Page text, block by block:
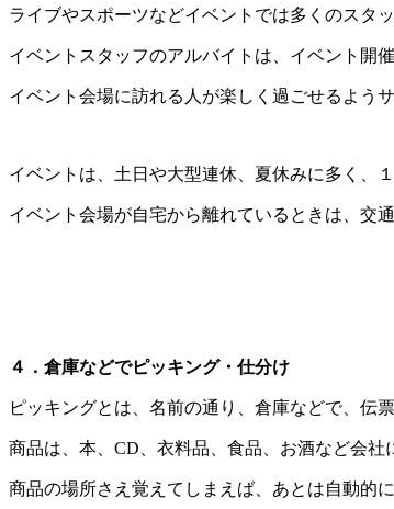
ライブやスポーツなどイベントでは多くのスタ
イベントスタッフのアルバイトは、イベント開
イベント会場に訪れる人が楽しく過ごせるようサ
イベントは、土日や大型連休、夏休みに多く、
イベント会場が自宅から離れているときは、交
４．倉庫などでピッキング・仕分け
ピッキングとは、名前の通り、倉庫などで、伝
商品は、本、CD、衣料品、食品、お酒など会社
商品の場所さえ覚えてしまえば、あとは自動的